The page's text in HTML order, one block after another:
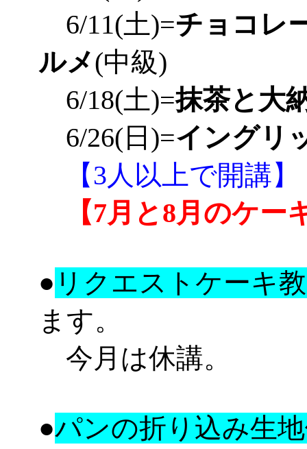
6/11(土)=チョコレ
ルメ(中級)
6/18(土)=抹茶と大
6/26(日)=イングリ
【3人以上で開講】
【7月と8月のケ
● リクエストケーキ
ます。
今月は休講。
●パンの折り込み生